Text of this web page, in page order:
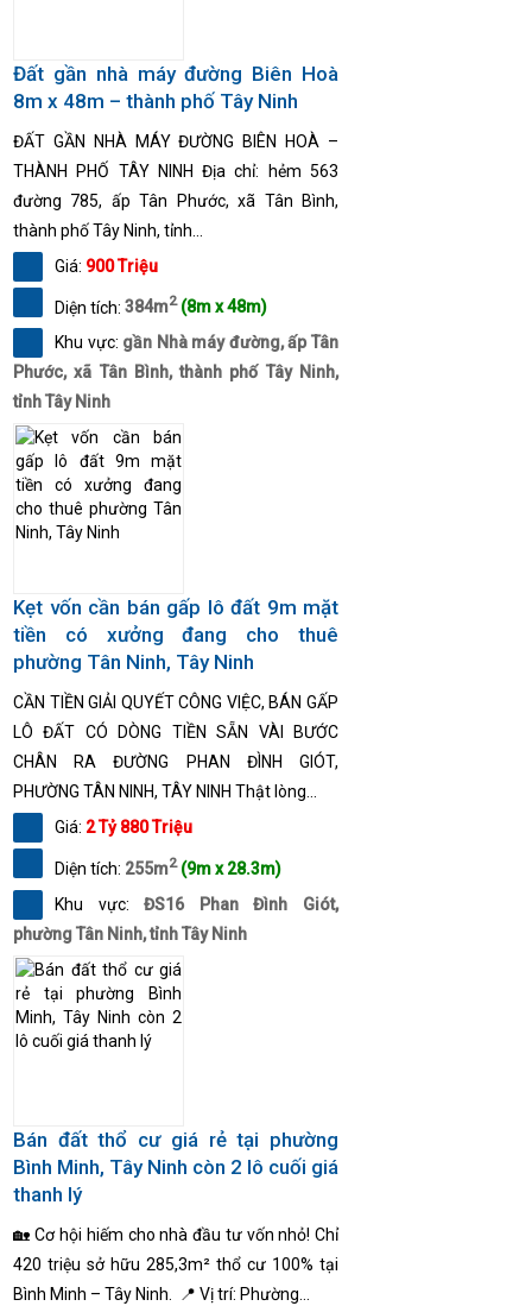
Đất gần nhà máy đường Biên Hoà
8m x 48m – thành phố Tây Ninh
ĐẤT GẦN NHÀ MÁY ĐƯỜNG BIÊN HOÀ –
THÀNH PHỐ TÂY NINH Địa chỉ: hẻm 563
đường 785, ấp Tân Phước, xã Tân Bình,
thành phố Tây Ninh, tỉnh...
Giá: 900 Triệu
Diện tích: 384m2 (8m x 48m)
Khu vực: gần Nhà máy đường, ấp Tân
Phước, xã Tân Bình, thành phố Tây Ninh,
tỉnh Tây Ninh
Kẹt vốn cần bán gấp lô đất 9m mặt
tiền có xưởng đang cho thuê
phường Tân Ninh, Tây Ninh
CẦN TIỀN GIẢI QUYẾT CÔNG VIỆC, BÁN GẤP
LÔ ĐẤT CÓ DÒNG TIỀN SẴN VÀI BƯỚC
CHÂN RA ĐƯỜNG PHAN ĐÌNH GIÓT,
PHƯỜNG TÂN NINH, TÂY NINH Thật lòng...
Giá: 2 Tỷ 880 Triệu
Diện tích: 255m2 (9m x 28.3m)
Khu vực:ĐS16 Phan Đình Giót,
phường Tân Ninh, tỉnh Tây Ninh
Bán đất thổ cư giá rẻ tại phường
Bình Minh, Tây Ninh còn 2 lô cuối giá
thanh lý
🏡 Cơ hội hiếm cho nhà đầu tư vốn nhỏ! Chỉ
420 triệu sở hữu 285,3m² thổ cư 100% tại
Bình Minh – Tây Ninh. 📍 Vị trí: Phường...